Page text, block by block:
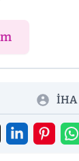
İHA